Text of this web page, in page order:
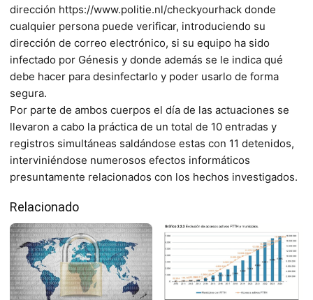
dirección https://www.politie.nl/checkyourhack donde
cualquier persona puede verificar, introduciendo su
dirección de correo electrónico, si su equipo ha sido
infectado por Génesis y donde además se le indica qué
debe hacer para desinfectarlo y poder usarlo de forma
segura.
Por parte de ambos cuerpos el día de las actuaciones se
llevaron a cabo la práctica de un total de 10 entradas y
registros simultáneas saldándose estas con 11 detenidos,
interviniéndose numerosos efectos informáticos
presuntamente relacionados con los hechos investigados.
Relacionado